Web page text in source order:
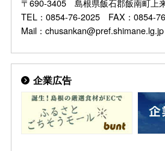
TEL：0854-76-2025 FAX：0854-
Mail：chusankan@pref.shimane.lg.jp
企業広告